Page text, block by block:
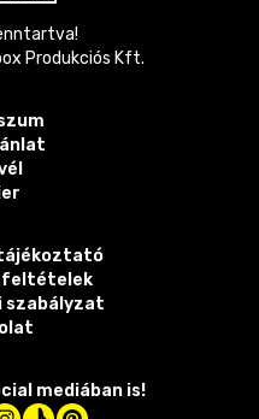
Produkciós Kft.
feltételek
szabályzat
mediában is!